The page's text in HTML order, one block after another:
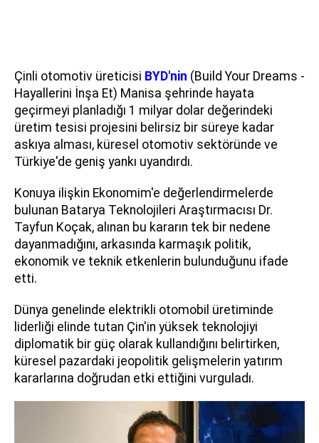
Çinli otomotiv üreticisi BYD'nin (Build Your Dreams -
Hayallerini İnşa Et) Manisa şehrinde hayata
geçirmeyi planladığı 1 milyar dolar değerindeki
üretim tesisi projesini belirsiz bir süreye kadar
askıya alması, küresel otomotiv sektöründe ve
Türkiye'de geniş yankı uyandırdı.
Konuya ilişkin Ekonomim'e değerlendirmelerde
bulunan Batarya Teknolojileri Araştırmacısı Dr.
Tayfun Koçak, alınan bu kararın tek bir nedene
dayanmadığını, arkasında karmaşık politik,
ekonomik ve teknik etkenlerin bulunduğunu ifade
etti.
Dünya genelinde elektrikli otomobil üretiminde
liderliği elinde tutan Çin'in yüksek teknolojiyi
diplomatik bir güç olarak kullandığını belirtirken,
küresel pazardaki jeopolitik gelişmelerin yatırım
kararlarına doğrudan etki ettiğini vurguladı.